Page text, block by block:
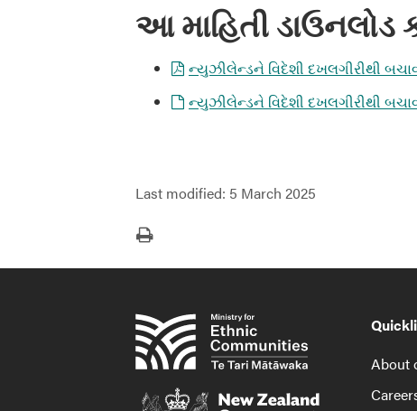
આ માહિતી ડાઉનલોડ
ન્યુઝીલેન્ડને વિદેશી દખલગીરીથી
ન્યુઝીલેન્ડને વિદેશી દખલગીરીથી
Last modified: 5 March 2025
Print
About